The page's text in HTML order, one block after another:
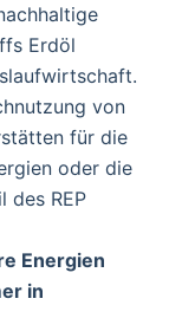
Erdöl
von
für die
oder die
des REP
Energien
in